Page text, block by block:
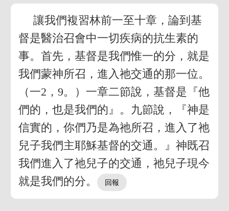
讓我們複習林前一至十章，論到基
督是醫治召會中一切疾病的抗生素的
事。首先，基督是我們惟一的分，就是
我們蒙神所召，進入祂交通的那一位。
（一2，9。）一章二節說，基督是『他
們的，也是我們的』。九節說，『神是
信實的，你們乃是為祂所召，進入了祂
兒子我們主耶穌基督的交通。』神既召
我們進入了祂兒子的交通，祂兒子現今
就是我們的分。